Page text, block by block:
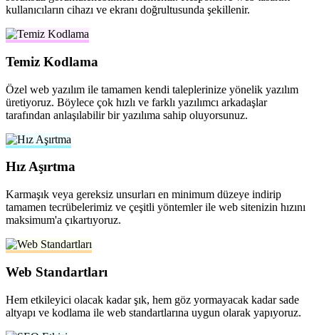
kullanıcıların cihazı ve ekranı doğrultusunda şekillenir.
Temiz Kodlama
Özel web yazılım ile tamamen kendi taleplerinize yönelik yazılım
üretiyoruz. Böylece çok hızlı ve farklı yazılımcı arkadaşlar
tarafından anlaşılabilir bir yazılıma sahip oluyorsunuz.
Hız Aşırtma
Karmaşık veya gereksiz unsurları en minimum düzeye indirip
tamamen tecrübelerimiz ve çeşitli yöntemler ile web sitenizin hızını
maksimum'a çıkartıyoruz.
Web Standartları
Hem etkileyici olacak kadar şık, hem göz yormayacak kadar sade
altyapı ve kodlama ile web standartlarına uygun olarak yapıyoruz.